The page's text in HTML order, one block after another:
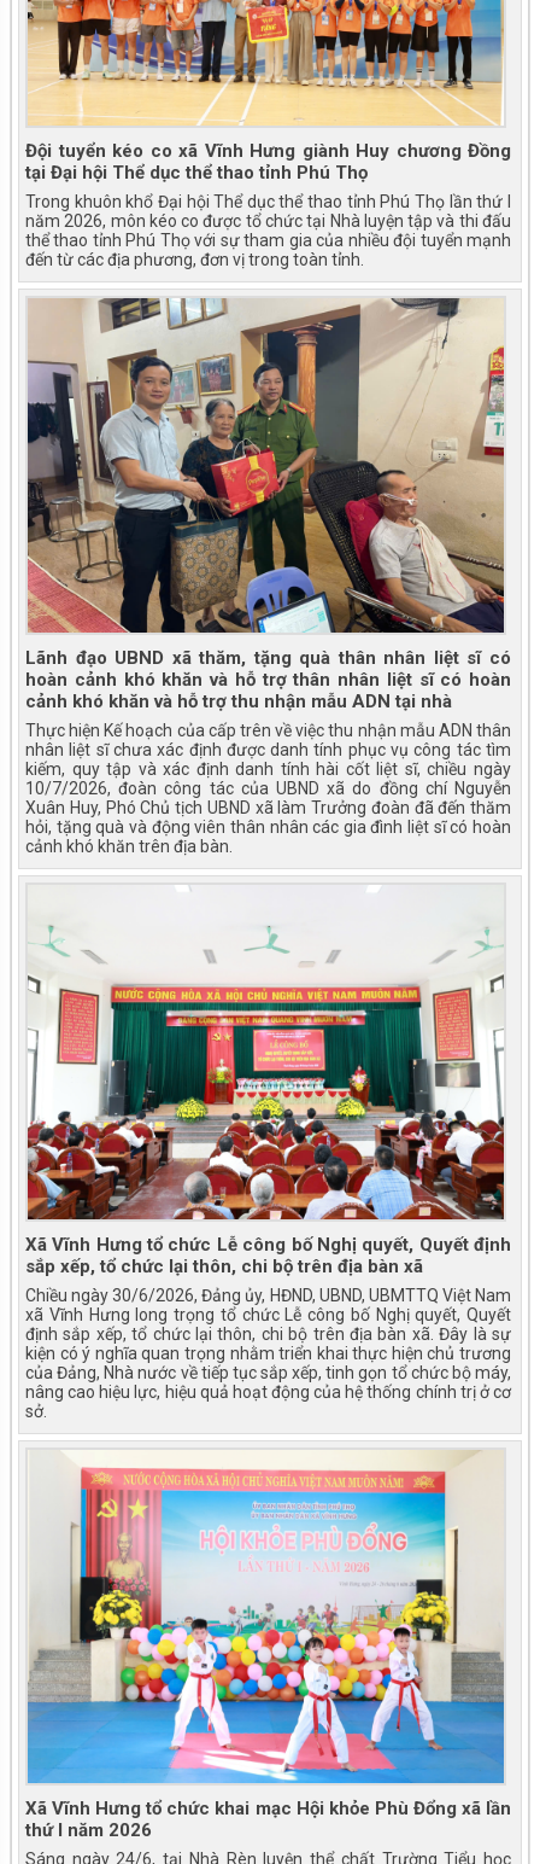
Đội tuyển kéo co xã Vĩnh Hưng giành Huy chương Đồng
tại Đại hội Thể dục thể thao tỉnh Phú Thọ
Trong khuôn khổ Đại hội Thể dục thể thao tỉnh Phú Thọ lần thứ I
năm 2026, môn kéo co được tổ chức tại Nhà luyện tập và thi đấu
thể thao tỉnh Phú Thọ với sự tham gia của nhiều đội tuyển mạnh
đến từ các địa phương, đơn vị trong toàn tỉnh.
Lãnh đạo UBND xã thăm, tặng quà thân nhân liệt sĩ có
hoàn cảnh khó khăn và hỗ trợ thân nhân liệt sĩ có hoàn
cảnh khó khăn và hỗ trợ thu nhận mẫu ADN tại nhà
Thực hiện Kế hoạch của cấp trên về việc thu nhận mẫu ADN thân
nhân liệt sĩ chưa xác định được danh tính phục vụ công tác tìm
kiếm, quy tập và xác định danh tính hài cốt liệt sĩ, chiều ngày
10/7/2026, đoàn công tác của UBND xã do đồng chí Nguyễn
Xuân Huy, Phó Chủ tịch UBND xã làm Trưởng đoàn đã đến thăm
hỏi, tặng quà và động viên thân nhân các gia đình liệt sĩ có hoàn
cảnh khó khăn trên địa bàn.
Xã Vĩnh Hưng tổ chức Lễ công bố Nghị quyết, Quyết định
sắp xếp, tổ chức lại thôn, chi bộ trên địa bàn xã
Chiều ngày 30/6/2026, Đảng ủy, HĐND, UBND, UBMTTQ Việt Nam
xã Vĩnh Hưng long trọng tổ chức Lễ công bố Nghị quyết, Quyết
định sắp xếp, tổ chức lại thôn, chi bộ trên địa bàn xã. Đây là sự
kiện có ý nghĩa quan trọng nhằm triển khai thực hiện chủ trương
của Đảng, Nhà nước về tiếp tục sắp xếp, tinh gọn tổ chức bộ máy,
nâng cao hiệu lực, hiệu quả hoạt động của hệ thống chính trị ở cơ
sở.
Xã Vĩnh Hưng tổ chức khai mạc Hội khỏe Phù Đổng xã lần
thứ I năm 2026
Sáng ngày 24/6, tại Nhà Rèn luyện thể chất Trường Tiểu học